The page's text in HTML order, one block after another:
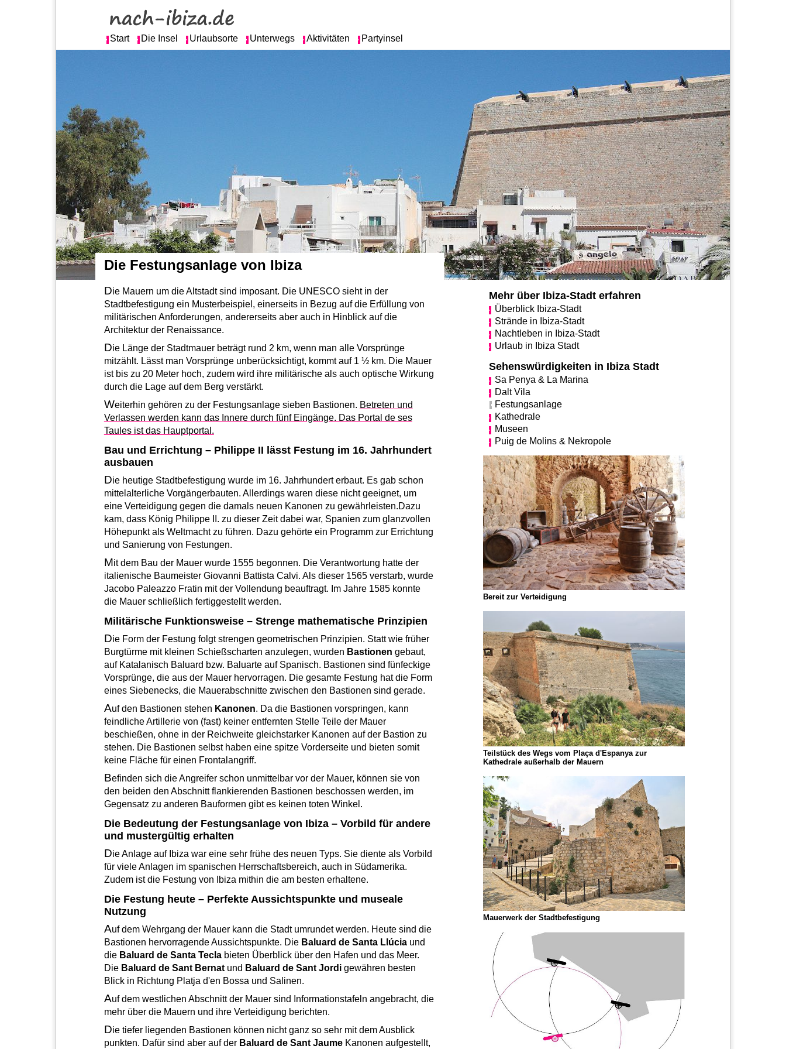
Start Die Insel Urlaubsorte Unterwegs Aktivitäten Partyinsel
Die Festungsanlage von Ibiza
Die Mauern um die Altstadt sind imposant. Die UNESCO sieht in der
Stadtbefestigung ein Musterbeispiel, einerseits in Bezug auf die Erfüllung von
militärischen Anforderungen, andererseits aber auch in Hinblick auf die
Architektur der Renaissance.
Die Länge der Stadtmauer beträgt rund 2 km, wenn man alle Vorsprünge
mitzählt. Lässt man Vorsprünge unberücksichtigt, kommt auf 1 ½ km. Die Mauer
ist bis zu 20 Meter hoch, zudem wird ihre militärische als auch optische Wirkung
durch die Lage auf dem Berg verstärkt.
Weiterhin gehören zu der Festungsanlage sieben Bastionen. Betreten und
Verlassen werden kann das Innere durch fünf Eingänge. Das Portal de ses
Taules ist das Hauptportal.
Bau und Errichtung – Philippe II lässt Festung im 16. Jahrhundert
ausbauen
Die heutige Stadtbefestigung wurde im 16. Jahrhundert erbaut. Es gab schon
mittelalterliche Vorgängerbauten. Allerdings waren diese nicht geeignet, um
eine Verteidigung gegen die damals neuen Kanonen zu gewährleisten.Dazu
kam, dass König Philippe II. zu dieser Zeit dabei war, Spanien zum glanzvollen
Höhepunkt als Weltmacht zu führen. Dazu gehörte ein Programm zur Errichtung
und Sanierung von Festungen.
Mit dem Bau der Mauer wurde 1555 begonnen. Die Verantwortung hatte der
italienische Baumeister Giovanni Battista Calvi. Als dieser 1565 verstarb, wurde
Jacobo Paleazzo Fratin mit der Vollendung beauftragt. Im Jahre 1585 konnte
die Mauer schließlich fertiggestellt werden.
Militärische Funktionsweise – Strenge mathematische Prinzipien
Die Form der Festung folgt strengen geometrischen Prinzipien. Statt wie früher
Burgtürme mit kleinen Schießscharten anzulegen, wurden Bastionen gebaut,
auf Katalanisch Baluard bzw. Baluarte auf Spanisch. Bastionen sind fünfeckige
Vorsprünge, die aus der Mauer hervorragen. Die gesamte Festung hat die Form
eines Siebenecks, die Mauerabschnitte zwischen den Bastionen sind gerade.
Auf den Bastionen stehen Kanonen. Da die Bastionen vorspringen, kann
feindliche Artillerie von (fast) keiner entfernten Stelle Teile der Mauer
beschießen, ohne in der Reichweite gleichstarker Kanonen auf der Bastion zu
stehen. Die Bastionen selbst haben eine spitze Vorderseite und bieten somit
keine Fläche für einen Frontalangriff.
Befinden sich die Angreifer schon unmittelbar vor der Mauer, können sie von
den beiden den Abschnitt flankierenden Bastionen beschossen werden, im
Gegensatz zu anderen Bauformen gibt es keinen toten Winkel.
Die Bedeutung der Festungsanlage von Ibiza – Vorbild für andere
und mustergültig erhalten
Die Anlage auf Ibiza war eine sehr frühe des neuen Typs. Sie diente als Vorbild
für viele Anlagen im spanischen Herrschaftsbereich, auch in Südamerika.
Zudem ist die Festung von Ibiza mithin die am besten erhaltene.
Die Festung heute – Perfekte Aussichtspunkte und museale
Nutzung
Auf dem Wehrgang der Mauer kann die Stadt umrundet werden. Heute sind die
Bastionen hervorragende Aussichtspunkte. Die Baluard de Santa Llúciaund
die Baluard de Santa Teclabieten Überblick über den Hafen und das Meer.
Die Baluard de Sant Bernatund Baluard de Sant Jordigewähren besten
Blick in Richtung Platja d'en Bossa und Salinen.
Auf dem westlichen Abschnitt der Mauer sind Informationstafeln angebracht, die
mehr über die Mauern und ihre Verteidigung berichten.
Die tiefer liegenden Bastionen können nicht ganz so sehr mit dem Ausblick
punkten. Dafür sind aber auf der Baluard de Sant JaumeKanonen aufgestellt,
Mehr über Ibiza-Stadt erfahren
Überblick Ibiza-Stadt
Strände in Ibiza-Stadt
Nachtleben in Ibiza-Stadt
Urlaub in Ibiza Stadt
Sehenswürdigkeiten in Ibiza Stadt
Sa Penya & La Marina
Dalt Vila
Festungsanlage
Kathedrale
Museen
Puig de Molins & Nekropole
Bereit zur Verteidigung
Teilstück des Wegs vom Plaça d'Espanya zur
Kathedrale außerhalb der Mauern
Mauerwerk der Stadtbefestigung